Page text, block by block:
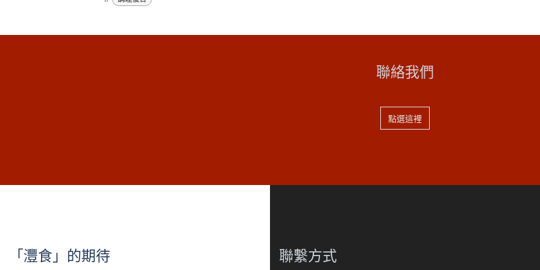
聯絡我們
點選這裡
「灃食」的期待 聯繫方式